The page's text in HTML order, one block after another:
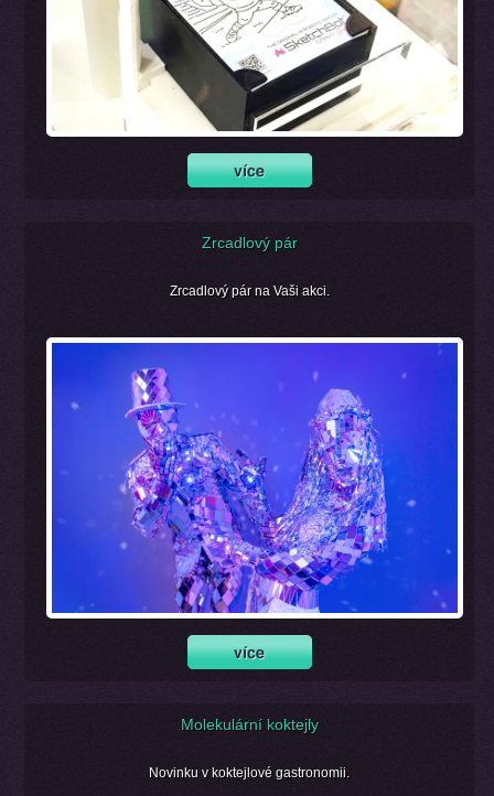
Zrcadlový pár
Zrcadlový pár na Vaši akci.
Molekulární koktejly
Novinku v koktejlové gastronomii.